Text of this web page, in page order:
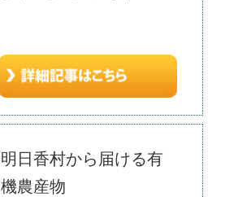
明日香村から届ける有
機農産物